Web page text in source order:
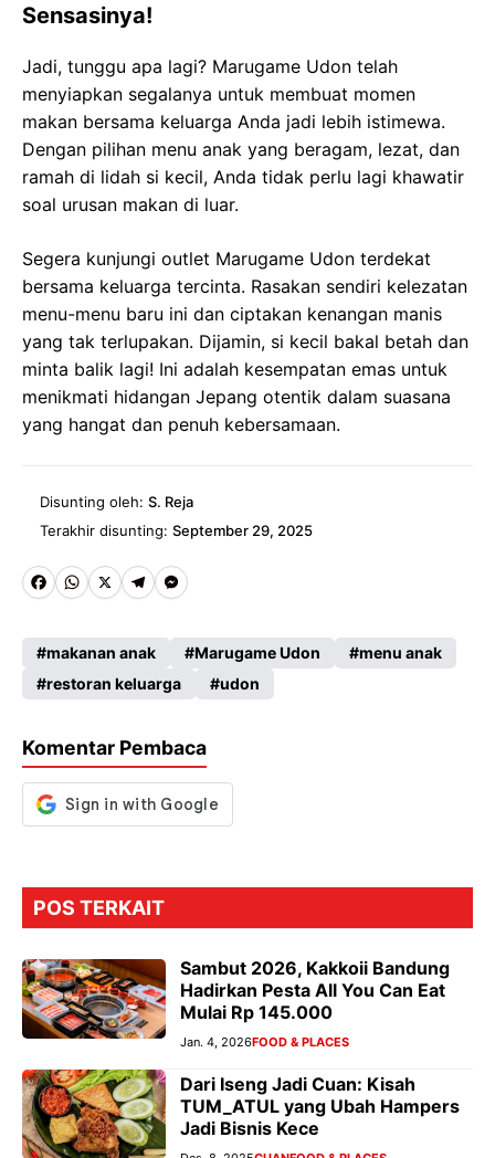
Sensasinya!
Jadi, tunggu apa lagi? Marugame Udon telah
menyiapkan segalanya untuk membuat momen
makan bersama keluarga Anda jadi lebih istimewa.
Dengan pilihan menu anak yang beragam, lezat, dan
ramah di lidah si kecil, Anda tidak perlu lagi khawatir
soal urusan makan di luar.
Segera kunjungi outlet Marugame Udon terdekat
bersama keluarga tercinta. Rasakan sendiri kelezatan
menu-menu baru ini dan ciptakan kenangan manis
yang tak terlupakan. Dijamin, si kecil bakal betah dan
minta balik lagi! Ini adalah kesempatan emas untuk
menikmati hidangan Jepang otentik dalam suasana
yang hangat dan penuh kebersamaan.
Disunting oleh: S. Reja
Terakhir disunting: September 29, 2025
Fa
b
o
k
W
ts
A
p
X
Te
gr
a
M
se
n
er
makanan anak Marugame Udon
menu anak
restoran keluarga
udon
Komentar Pembaca
POS TERKAIT
Sambut 2026, Kakkoii Bandung
Hadirkan Pesta All You Can Eat
Mulai Rp 145.000
Jan. 4, 2026FOOD & PLACES
Dari Iseng Jadi Cuan: Kisah
TUM_ATUL yang Ubah Hampers
Jadi Bisnis Kece